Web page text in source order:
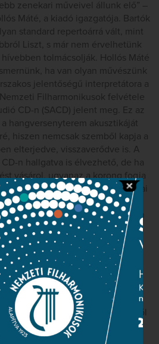
zenekari műveivel állunk elő” –
Máté, a kiadó igazgatója. Bartók
standard repertoárrá vált, mint
Liszt, s már nem érvelhetünk
tolmácsolják. Hollós Máté
ha van olyan művészünk
jelentőségű interpretátora a
Filharmonikusok felvétele
CD-n (SACD) jelent meg. Ez az
hangversenyterem akusztikáját
hiszen nemcsak szemből kapja a
elterjedve, visszaverődve is. A
n hallgatva is élvezhető, de ha
vásárol, ugyanaz a korong fogja
is körülvenni. „Technikai
az első SACD a Hungaroton
szerint szuper audió CD-ken
további zenekari Bartók-
– mondja Hollós Máté.
máris elismerő kritikát közölt a
klasszikus zenei portál
) főszerkesztője, David Hurwitz.
bizonyságot tesz rátermettségéről
már régóta talán a
interpretátornak ismerünk…